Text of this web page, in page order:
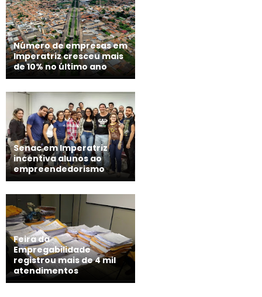
Número de empresas em
Imperatriz cresceu mais
de 10% no último ano
Senac em Imperatriz
incentiva alunos ao
empreendedorismo
Feira da
Empregabilidade
registrou mais de 4 mil
atendimentos